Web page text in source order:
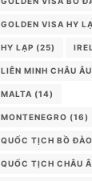
GOLDEN VISA HY
HY LẠP (25)
LIÊN MINH CHÂU ÂU
MALTA (14)
MONTENEGRO (16)
QUỐC TỊCH BỒ
QUỐC TỊCH CHÂU